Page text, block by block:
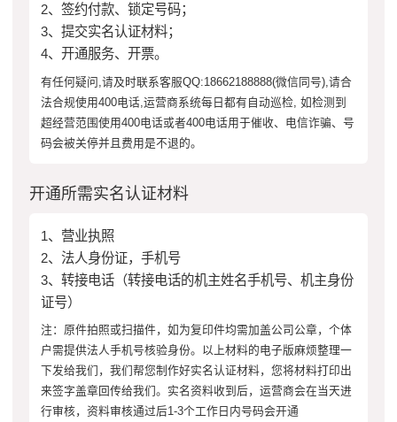
2、签约付款、锁定号码；
3、提交实名认证材料；
4、开通服务、开票。
有任何疑问,请及时联系客服QQ:18662188888(微信同号),请合
法合规使用400电话,运营商系统每日都有自动巡检, 如检测到
超经营范围使用400电话或者400电话用于催收、电信诈骗、号
码会被关停并且费用是不退的。
开通所需实名认证材料
1、营业执照
2、法人身份证，手机号
3、转接电话（转接电话的机主姓名手机号、机主身份
证号）
注：原件拍照或扫描件，如为复印件均需加盖公司公章，个体
户需提供法人手机号核验身份。以上材料的电子版麻烦整理一
下发给我们，我们帮您制作好实名认证材料，您将材料打印出
来签字盖章回传给我们。实名资料收到后，运营商会在当天进
行审核，资料审核通过后1-3个工作日内号码会开通